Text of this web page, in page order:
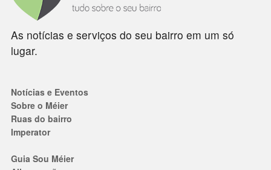
As notícias e serviços do seu bairro em um só
lugar.
Notícias e Eventos
Sobre o Méier
Ruas do bairro
Imperator
Guia Sou Méier